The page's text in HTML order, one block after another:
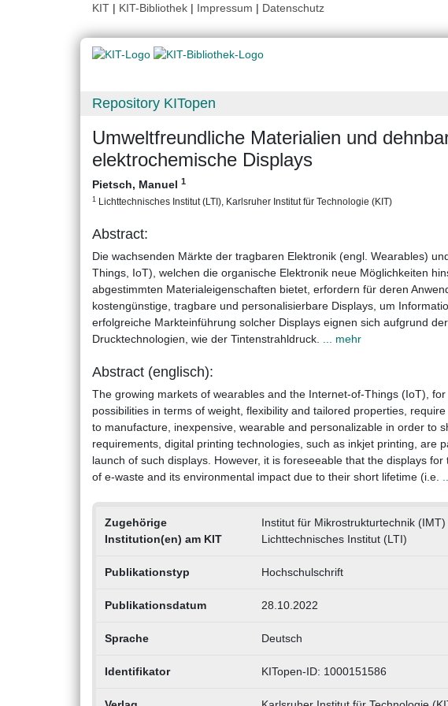
KIT | KIT-Bibliothek | Impressum | Datenschutz
Repository KITopen
Umweltfreundliche Materialien und
elektrochemische Displays
Pietsch, Manuel 1
1 Lichttechnisches Institut (LTI), Karlsruher Institut für Technologie (KIT)
Abstract:
Die wachsenden Märkte der tragbaren Elektronik (engl. Wearables)
Things, IoT), welchen die organische Elektronik neue Möglichkeiten
abgestimmten Materialeigenschaften bietet, erfordern für deren
kostengünstige, tragbare und personalisierbare Displays, um
erfolgreiche Markteinführung solcher Displays eignen sich aufgrund
Drucktechnologien, wie der Tintenstrahldruck. ... mehr
Abstract (englisch):
The growing markets of wearables and the Internet-of-Things (IoT),
possibilities in terms of weight, flexibility and tailored properties,
to manufacture, inexpensive, wearable and personalizable in order to
requirements, digital printing technologies, such as inkjet printing, are
launch of such displays. However, it is foreseeable that the displays
of e-waste and its environmental impact due to their short lifetime (i.e.
Zugehörige
Institution(en) am KIT
Institut für Mikrostrukturtechnik (IMT)
Lichttechnisches Institut (LTI)
Publikationstyp Hochschulschrift
Publikationsdatum 28.10.2022
Sprache Deutsch
Identifikator KITopen-ID: 1000151586